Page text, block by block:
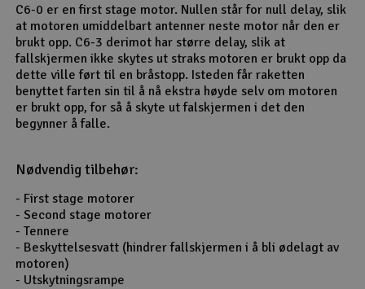
C6-0 er en first stage motor. Nullen står for null delay, slik
at motoren umiddelbart antenner neste motor når den er
brukt opp. C6-3 derimot har større delay, slik at
fallskjermen ikke skytes ut straks motoren er brukt opp da
dette ville ført til en bråstopp. Isteden får raketten
benyttet farten sin til å nå ekstra høyde selv om motoren
er brukt opp, for så å skyte ut falskjermen i det den
begynner å falle.
Nødvendig tilbehør:
- First stage motorer
- Second stage motorer
- Tennere
- Beskyttelsesvatt (hindrer fallskjermen i å bli ødelagt av
motoren)
- Utskytningsrampe